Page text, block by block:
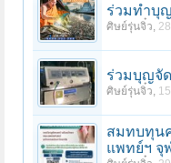
ร่วมทําบุ
ศิษย์รุ่นจิ๋ว,
ร่วมบุญจัด
ศิษย์รุ่นจิ๋ว,
สมทบทุน
แพทย์ฯ จุ